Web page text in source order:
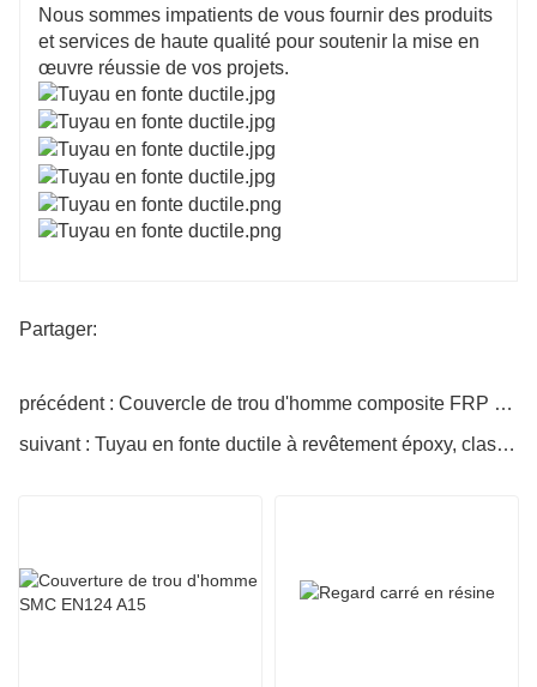
Nous sommes impatients de vous fournir des produits
et services de haute qualité pour soutenir la mise en
œuvre réussie de vos projets.
Partager:
précédent : Couvercle de trou d'homme composite FRP prix d'usine
suivant : Tuyau en fonte ductile à revêtement époxy, classe 500 mm